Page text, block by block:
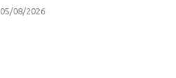
05/08/2026